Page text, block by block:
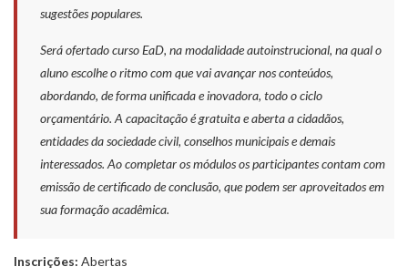
sugestões populares.
Será ofertado curso EaD, na modalidade autoinstrucional, na qual o
aluno escolhe o ritmo com que vai avançar nos conteúdos,
abordando, de forma unificada e inovadora, todo o ciclo
orçamentário. A capacitação é gratuita e aberta a cidadãos,
entidades da sociedade civil, conselhos municipais e demais
interessados. Ao completar os módulos os participantes contam com
emissão de certificado deconclusão, que podem ser aproveitados em
sua formação acadêmica.
Inscrições: Abertas